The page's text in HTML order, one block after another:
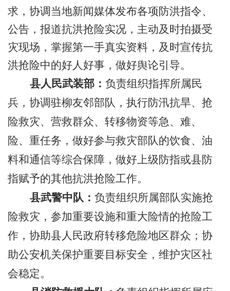
求， 协调当地新闻媒体发布各项防洪指令、
公告，报道抗洪抢险实况，主动及时拍摄受
灾现场，掌握第一手真实资料，及时宣传抗
洪抢险中的好人好事， 做好舆论引导。
县人民武装部： 负责组织指挥所属民
兵，协调驻柳友邻部队，执行防汛抗旱、抢
险救灾、营救群众、转移物资等急、难、
险、重任务， 做好参与救灾部队的饮食、油
料和通信等综合保障，做好上级防指或县防
指赋予的其他抗洪抢险工作。
县武警中队： 负责组织所属部队实施抢
险救灾，参加重要设施和重大险情的抢险工
作，协助县人民政府转移危险地区群众；协
助公安机关保护重要目标安全，维护灾区社
会稳定。